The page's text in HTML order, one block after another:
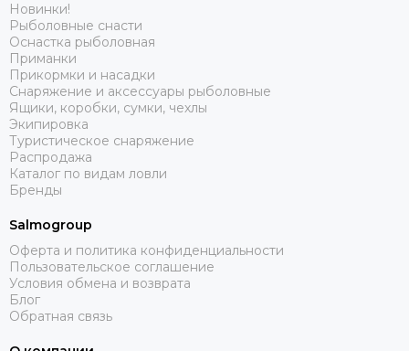
Новинки!
Рыболовные снасти
Оснастка рыболовная
Приманки
Прикормки и насадки
Снаряжение и аксессуары рыболовные
Ящики, коробки, сумки, чехлы
Экипировка
Туристическое снаряжение
Распродажа
Каталог по видам ловли
Бренды
Salmogroup
Оферта и политика конфиденциальности
Пользовательское соглашение
Условия обмена и возврата
Блог
Обратная связь